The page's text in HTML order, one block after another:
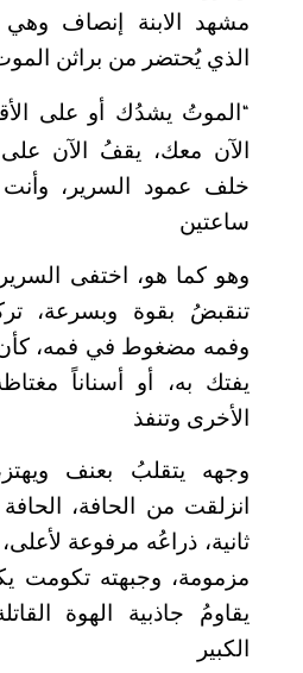
مشهد الابنة إنصاف وهي
الذي يُحتضر من براثن
“ الموتُ يشدُك أو على
الآن معك، يقفُ الآن
خلف عمود السرير،
ساعتين
وهو كما هو، اختفى
تنقبضُ بقوة وبسرعة،
وفمه مضغوط في فمه، كأن
يفتك به، أو أسناناً
الأخرى وتنفذ
وجهه يتقلبُ بعنف
انزلقت من الحافة،
ثانية، ذراعُه مرفوعة
مزمومة، وجبهته تكومت
يقاومُ جاذبية الهوة
الكبير